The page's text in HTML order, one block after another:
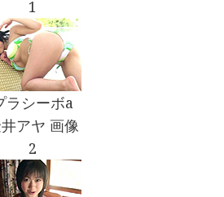
1
ラシーボa
アヤ 画像
2